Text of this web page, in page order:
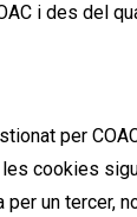
i des del
per
cookies
un tercer,